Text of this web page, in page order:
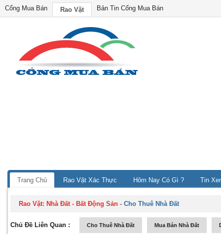
Cổng Mua Bán Rao Vặt Bản Tin Cổng Mua Bán
Trang Chủ Rao Vặt Xác Thực Hôm Nay Có Gì ? Tin
Rao Vặt: Nhà Đất - Bất Động Sản -Cho Thuê Nhà Đất
Chủ Đề Liên Quan : Cho Thuê Nhà Đất Mua Bán Nhà Đất